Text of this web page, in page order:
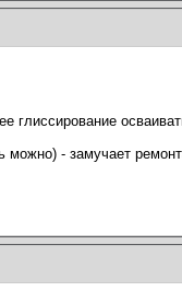
глиссирование
можно) - замучает